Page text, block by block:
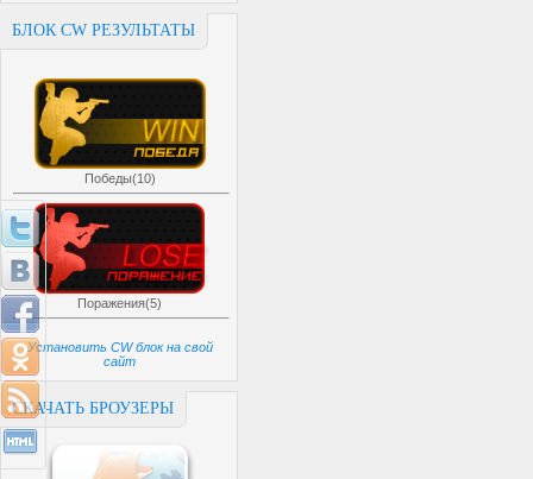
БЛОК CW РЕЗУЛЬТАТЫ
Победы(10)
Поражения(5)
Установить CW блок на свой
сайт
СКАЧАТЬ БРОУЗЕРЫ